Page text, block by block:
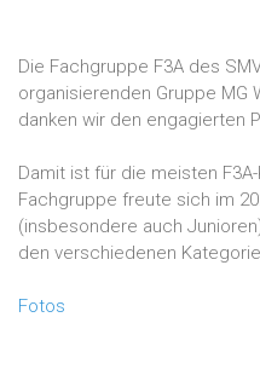
Die Fachgruppe F3A des
organisierenden Gruppe MG
danken wir den engagierten
Damit ist für die meisten
Fachgruppe freute sich im
(insbesondere auch
den verschiedenen
Fotos